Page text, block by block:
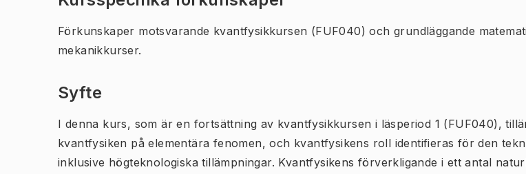
Förkunskaper motsvarande kvantfysikkursen (FUF040) och grundläggande
mekanikkurser.
Syfte
I denna kurs, som är en fortsättning av kvantfysikkursen i läsperiod 1 (FUF040),
kvantfysiken på elementära fenomen, och kvantfysikens roll identifieras för den
inklusive högteknologiska tillämpningar. Kvantfysikens förverkligande i ett antal